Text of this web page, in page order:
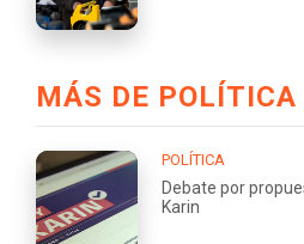
MÁS DE POLÍTICA
POLÍTICA
Debate por
Karin